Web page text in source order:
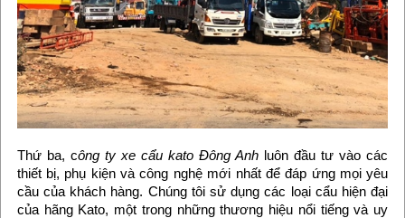
Thứ ba, công ty xe cẩu kato Đông Anh luôn đầu tư vào các
thiết bị, phụ kiện và công nghệ mới nhất để đáp ứng mọi yêu
cầu của khách hàng. Chúng tôi sử dụng các loại cẩu hiện đại
của hãng Kato, một trong những thương hiệu nổi tiếng và uy